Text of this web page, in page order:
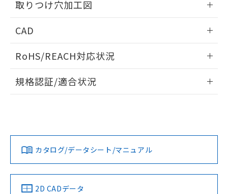
取りつけ穴加工図
CAD
ドすることができます。
ログイン/会員登録
ダウンロードデータをご利用いただく前に、以下を必ずお読
みください。
ソフトウェアの使用条件
RoHS/REACH対応状況
EU RoHS 注意事項・凡例
対応済み
中国 RoHS 注意事項・凡例
規格認証/適合状況
LR型式承認
（イギリス
船舶規格）
DNV型式承認
（ノルウェー
BV型式承認
（フランス
KR型式
（韓国
カタログ/データシート/マニュアル
2D CADデータ
す。